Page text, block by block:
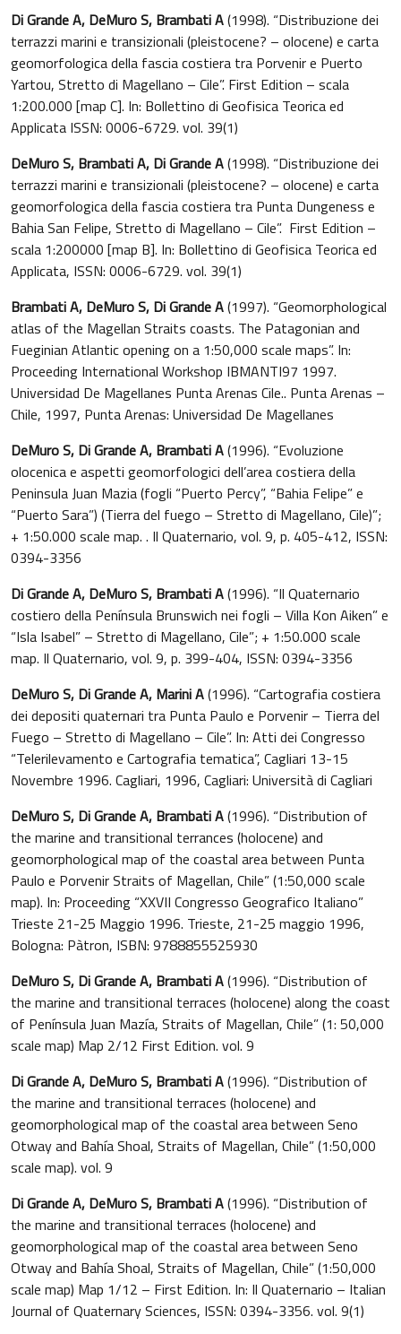
Di Grande A, DeMuro S, Brambati A(1998). “Distribuzione dei
terrazzi marini e transizionali (pleistocene? – olocene) e carta
geomorfologica della fascia costiera tra Porvenir e Puerto
Yartou, Stretto di Magellano – Cile”. First Edition – scala
1:200.000 [map C]. In: Bollettino di Geofisica Teorica ed
Applicata ISSN: 0006-6729. vol. 39(1)
DeMuro S, Brambati A, Di Grande A(1998). “Distribuzione dei
terrazzi marini e transizionali (pleistocene? – olocene) e carta
geomorfologica della fascia costiera tra Punta Dungeness e
Bahia San Felipe, Stretto di Magellano – Cile”. First Edition –
scala 1:200000 [map B]. In: Bollettino di Geofisica Teorica ed
Applicata, ISSN: 0006-6729. vol. 39(1)
Brambati A, DeMuro S, Di Grande A(1997). “Geomorphological
atlas of the Magellan Straits coasts. The Patagonian and
Fueginian Atlantic opening on a 1:50,000 scale maps”. In:
Proceeding International Workshop IBMANTI97 1997.
Universidad De Magellanes Punta Arenas Cile.. Punta Arenas –
Chile, 1997, Punta Arenas: Universidad De Magellanes
DeMuro S, Di Grande A, Brambati A(1996). “Evoluzione
olocenica e aspetti geomorfologici dell’area costiera della
Peninsula Juan Mazia (fogli “Puerto Percy”, “Bahia Felipe” e
“Puerto Sara”) (Tierra del fuego – Stretto di Magellano, Cile)”;
+ 1:50.000 scale map. . Il Quaternario, vol. 9, p. 405-412, ISSN:
0394-3356
Di Grande A, DeMuro S, Brambati A(1996). “Il Quaternario
costiero della Península Brunswich nei fogli – Villa Kon Aiken” e
“Isla Isabel” – Stretto di Magellano, Cile”; + 1:50.000 scale
map. Il Quaternario, vol. 9, p. 399-404, ISSN: 0394-3356
DeMuro S, Di Grande A, Marini A(1996). “Cartografia costiera
dei depositi quaternari tra Punta Paulo e Porvenir – Tierra del
Fuego – Stretto di Magellano – Cile”. In: Atti dei Congresso
“Telerilevamento e Cartografia tematica”, Cagliari 13-15
Novembre 1996. Cagliari, 1996, Cagliari: Università di Cagliari
DeMuro S, Di Grande A, Brambati A(1996). “Distribution of
the marine and transitional terrances (holocene) and
geomorphological map of the coastal area between Punta
Paulo e Porvenir Straits of Magellan, Chile” (1:50,000 scale
map). In: Proceeding “XXVII Congresso Geografico Italiano”
Trieste 21-25 Maggio 1996. Trieste, 21-25 maggio 1996,
Bologna: Pàtron, ISBN: 9788855525930
DeMuro S, Di Grande A, Brambati A(1996). “Distribution of
the marine and transitional terraces (holocene) along the coast
of Península Juan Mazía, Straits of Magellan, Chile” (1: 50,000
scale map) Map 2/12 First Edition. vol. 9
Di Grande A, DeMuro S, Brambati A(1996). “Distribution of
the marine and transitional terraces (holocene) and
geomorphological map of the coastal area between Seno
Otway and Bahía Shoal, Straits of Magellan, Chile” (1:50,000
scale map). vol. 9
Di Grande A, DeMuro S, Brambati A(1996). “Distribution of
the marine and transitional terraces (holocene) and
geomorphological map of the coastal area between Seno
Otway and Bahía Shoal, Straits of Magellan, Chile” (1:50,000
scale map) Map 1/12 – First Edition. In: Il Quaternario – Italian
Journal of Quaternary Sciences, ISSN: 0394-3356. vol. 9(1)